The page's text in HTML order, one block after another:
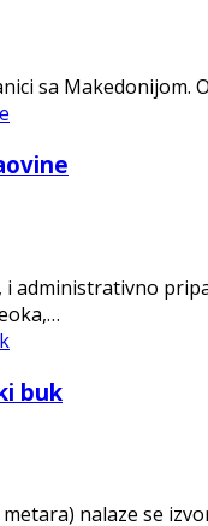
sa
i administrativno
buk
nalaze se